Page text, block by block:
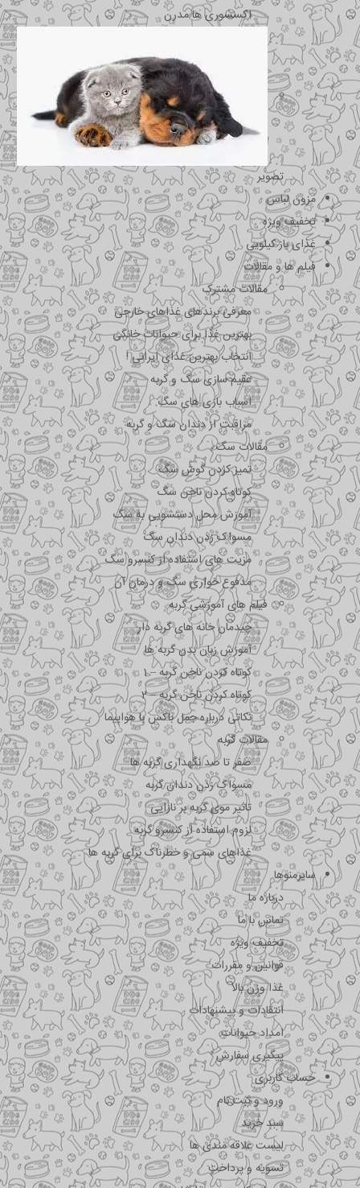
اکسسوری ها مدرن
تصویر
مزون لباس
تخفیف ویژه
غذای باز کیلویی
فیلم ها و مقالات
مقالات مشترک
معرفی برندهای غذاهای خارجی
بهترین غذا برای حیوانات خانگی
انتخاب بهترین غذای ایرانی !
عقیم سازی سگ و گربه
اسباب بازی های سگ
مراقبت از دندان سگ و گربه
مقالات سگ
تمیز کردن گوش سگ
کوتاه کردن ناخن سگ
آموزش محل دستشویی به سگ
مسواک زدن دندان سگ
مزیت های استفاده از کنسرو سگ
مدفوع خواری سگ و درمان آن
فیلم های آموزشی گربه
چیدمان خانه های گربه دار
آموزش زبان بدن گربه ها
کوتاه کردن ناخن گربه – 1
کوتاه کردن ناخن گربه – 2
نکاتی درباره جمل باکس با هواپیما
مقالات گربه
صفر تا صد نگهداری گربه ها
مسواک زدن دندان گربه
تاثیر موی گربه بر نازایی
لزوم استفاده از کنسرو گربه
غذاهای سمی و خطرناک برای گربه ها
سایرمنوها
درباره ما
تماس با ما
تخفیف ویژه
قوانین و مقررات
غذا وزن بالا
انتقادات و پیشنهادات
امداد حیوانات
پیگیری سفارش
حساب کاربری
ورود و ثبت نام
سبد خرید
لیست علاقه مندی ها
تسویه و پرداخت